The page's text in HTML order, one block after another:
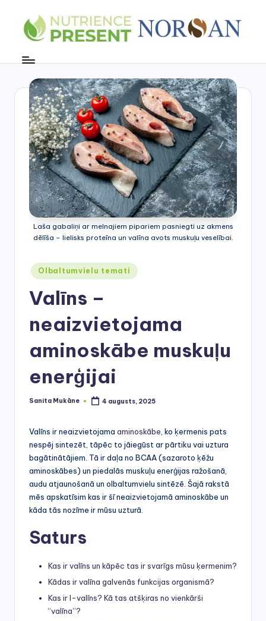
s
U
Laša gabaliņi ar melnajiem pipariem pasniegti uz akmens
dēlīša – lielisks proteīna un valīna avots muskuļu veselībai.
Posted
in
Olbaltumvielu temati
Valīns –
neaizvietojama
aminoskābe muskuļu
enerģijai
Posted
Sanita Mukāne 4 augusts, 2025
Valīns ir neaizvietojama aminoskābe , ko ķermenis pats
nespēj sintezēt, tāpēc to jāiegūst ar pārtiku vai uztura
bagātinātājiem. Tā ir daļa no BCAA (sazaroto ķēžu
aminoskābes) un piedalās muskuļu enerģijas ražošanā,
audu atjaunošanā un olbaltumvielu sintēzē. Šajā rakstā
mēs apskatīsim kas ir šī neaizvietojamā aminoskābe un
kāda tās nozīme ir mūsu uzturā.
Saturs
Kas ir valīns un kāpēc tas ir svarīgs mūsu ķermenim?
Kādas ir valīna galvenās funkcijas organismā?
Kas ir l-valīns? Kā tas atšķiras no vienkārši
“valīna”?